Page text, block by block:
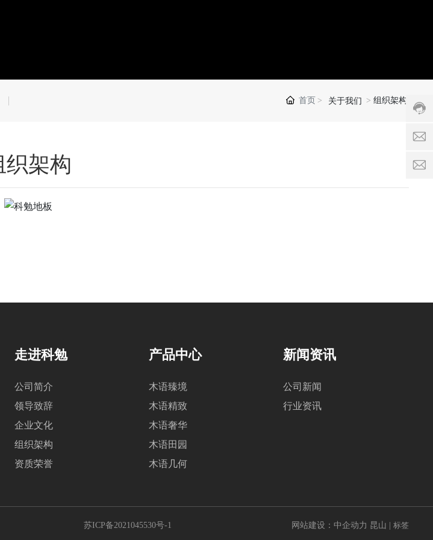
首页 关于我们 组织架构
织架构
走进科勉
公司简介
领导致辞
企业文化
组织架构
资质荣誉
产品中心
木语臻境
木语精致
木语奢华
木语田园
木语几何
新闻资讯
公司新闻
行业资讯
苏ICP备2021045530号-1 网站建设：中企动力 昆山 标签
服
时
间:
-